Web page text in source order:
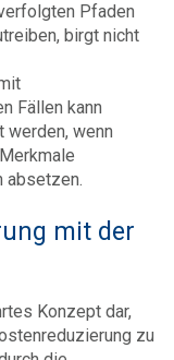
Pfaden
birgt nicht
Fällen kann
wenn
absetzen.
mit der
Konzept dar,
zu